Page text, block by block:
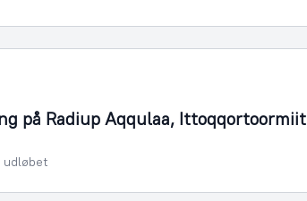
på Radiup Aqqulaa, Ittoqqortoormiit
udløbet